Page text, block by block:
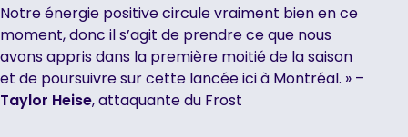
Notre énergie positive circule vraiment bien en ce
moment, donc il s’agit de prendre ce que nous
avons appris dans la première moitié de la saison
et de poursuivre sur cette lancée ici à Montréal. » –
Taylor Heise, attaquante du Frost